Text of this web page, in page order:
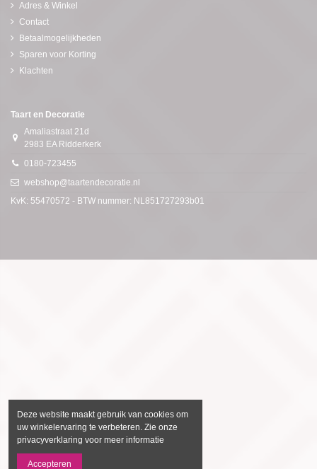
Adres & Winkel
Contact
Betaalmogelijkheden
Sparen voor Korting
Klachten
Taart en Decoratie
Amaliastraat 21d
2983 EA Ridderkerk
0180-723455
webshop@taartendecoratie.nl
KvK: 55470572 - BTW nummer: NL851727293b01
Deze website maakt gebruik van cookies om
uw winkelervaring te verbeteren. Zie onze
privacyverklaring voor meer informatie
Accepteren